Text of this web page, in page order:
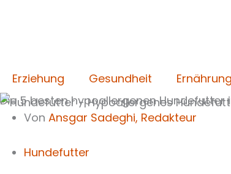
Erziehung
Gesundheit Ernährung
Die 5 besten hypoallergenen Hundefutter
Von Ansgar Sadeghi, Redakteur
Hundefutter